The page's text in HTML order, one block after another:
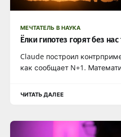
МЕЧТАТЕЛЬ В НАУКА
Ёлки гипотез горят без
Claude построил
как сообщает N+1.
ЧИТАТЬ ДАЛЕЕ